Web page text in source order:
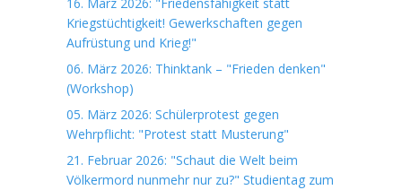
Kriegstüchtigkeit! Gewerkschaften gegen
Aufrüstung und Krieg!"
06. März 2026: Thinktank – "Frieden denken"
(Workshop)
05. März 2026: Schülerprotest gegen
Wehrpflicht: "Protest statt Musterung"
21. Februar 2026: "Schaut die Welt beim
Völkermord nunmehr nur zu?" Studientag zum